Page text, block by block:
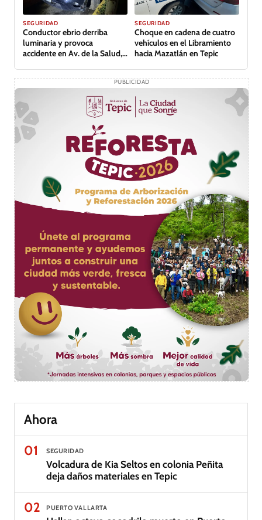
GALERÍA
SEGURIDAD
Conductor ebrio derriba
luminaria y provoca
accidente en Av. de la Salud,
SEGURIDAD
Choque en cadena de cuatro
vehículos en el Libramiento
hacia Mazatlán en Tepic
PUBLICIDAD
Ahora
01
SEGURIDAD
Volcadura de Kia Seltos en colonia Peñita
deja daños materiales en Tepic
02 PUERTO VALLARTA